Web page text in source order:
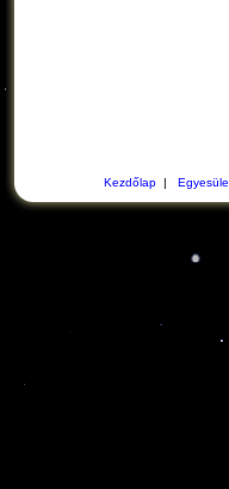
Kezdőlap|